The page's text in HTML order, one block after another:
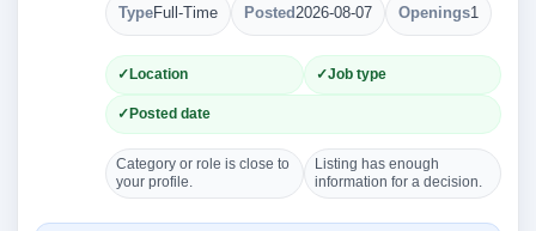
TypeFull-Time Posted2026-08-07 Openings1
Location Job type
Posted date
Category or role is close to
your profile.
Listing has enough
information for a decision.